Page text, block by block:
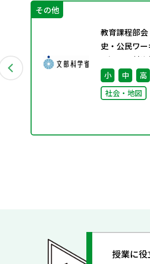
その他
教育課程部
史・公民ワ
回） 配付資
小 中 高
社会・地図
授業に